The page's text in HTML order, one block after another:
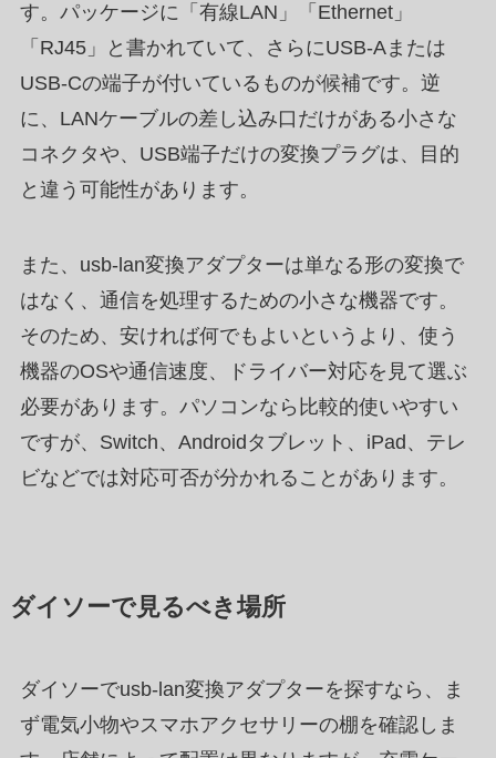
す。パッケージに「有線LAN」「Ethernet」
「RJ45」と書かれていて、さらにUSB-Aまたは
USB-Cの端子が付いているものが候補です。逆
に、LANケーブルの差し込み口だけがある小さな
コネクタや、USB端子だけの変換プラグは、目的
と違う可能性があります。
また、usb-lan変換アダプターは単なる形の変換で
はなく、通信を処理するための小さな機器です。
そのため、安ければ何でもよいというより、使う
機器のOSや通信速度、ドライバー対応を見て選ぶ
必要があります。パソコンなら比較的使いやすい
ですが、Switch、Androidタブレット、iPad、テレ
ビなどでは対応可否が分かれることがあります。
ダイソーで見るべき場所
ダイソーでusb-lan変換アダプターを探すなら、ま
ず電気小物やスマホアクセサリーの棚を確認しま